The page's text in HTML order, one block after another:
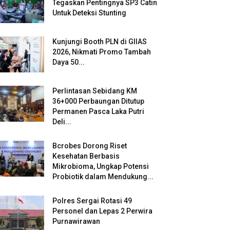
Tegaskan Pentingnya SP3 Catin
Untuk Deteksi Stunting
Kunjungi Booth PLN di GIIAS
2026, Nikmati Promo Tambah
Daya 50...
Perlintasan Sebidang KM
36+000 Perbaungan Ditutup
Permanen Pasca Laka Putri
Deli...
Bcrobes Dorong Riset
Kesehatan Berbasis
Mikrobioma, Ungkap Potensi
Probiotik dalam Mendukung...
Polres Sergai Rotasi 49
Personel dan Lepas 2 Perwira
Purnawirawan